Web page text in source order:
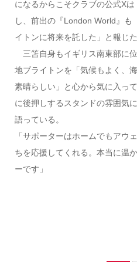
になるからこそクラブの公式X
し、前出の『London World』も
イトンに将来を託した」と報じた
三笘自身もイギリス南東部に
地ブライトンを「気候もよく、
素晴らしい」と心から気に入っ
に後押しするスタンドの雰囲気
語っている。
「サポーターはホームでもアウ
ちを応援してくれる。本当に温
ーです」